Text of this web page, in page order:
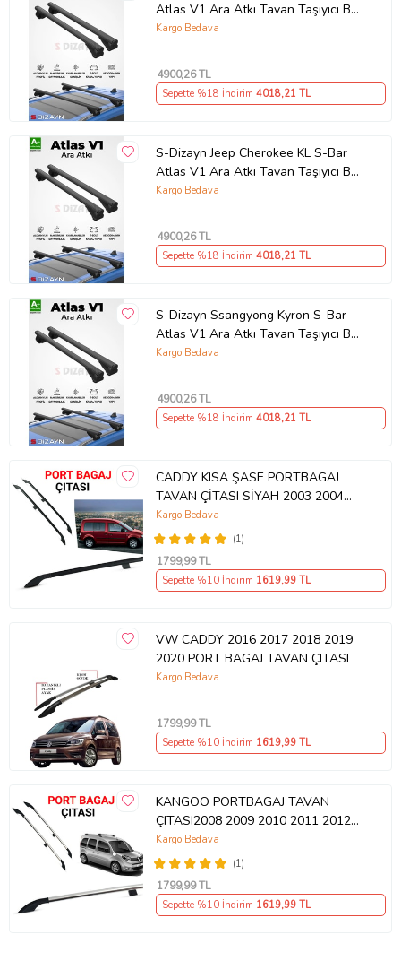
Atlas V1 Ara Atkı Tavan Taşıyıcı Barı
Siyah 130 Cm 2010-2019 A+ Kalite
Kargo Bedava
4900,26 TL
Sepette %18 İndirim 4018,21 TL
S-Dizayn Jeep Cherokee KL S-Bar
Atlas V1 Ara Atkı Tavan Taşıyıcı Barı
Siyah 130 Cm 2013-2023 A+ Kalite
Kargo Bedava
4900,26 TL
Sepette %18 İndirim 4018,21 TL
S-Dizayn Ssangyong Kyron S-Bar
Atlas V1 Ara Atkı Tavan Taşıyıcı Barı
Siyah 130 Cm 2005-2011 A+ Kalite
Kargo Bedava
4900,26 TL
Sepette %18 İndirim 4018,21 TL
CADDY KISA ŞASE PORTBAGAJ
TAVAN ÇİTASI SİYAH 2003 2004
2005 2006 2007 2008 2009 2010
(1)
Kargo Bedava
1799,99 TL
Sepette %10 İndirim 1619,99 TL
VW CADDY 2016 2017 2018 2019
2020 PORT BAGAJ TAVAN ÇITASI
Kargo Bedava
1799,99 TL
Sepette %10 İndirim 1619,99 TL
KANGOO PORTBAGAJ TAVAN
ÇITASI2008 2009 2010 2011 2012
2013 2014 2015 2016 2017 2018
2019 2020
(1)
Kargo Bedava
1799,99 TL
Sepette %10 İndirim 1619,99 TL